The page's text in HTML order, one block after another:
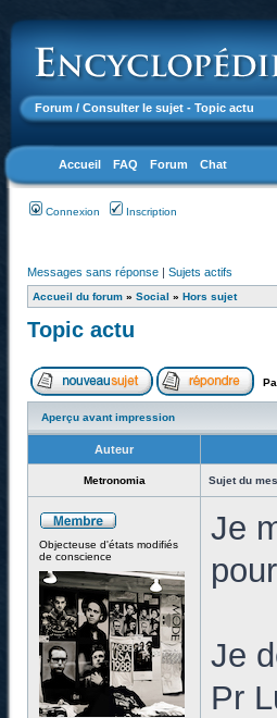
Forum / Consulter le sujet - Topic actu
Accueil FAQ Forum Chat
Connexion Inscription
Messages sans réponse | Sujets actifs
Accueil du forum » Social » Hors sujet
Topic actu
Aperçu avant impression
Auteur
Metronomia Sujet du
Objecteuse d'états modifiés
de conscience
Je
Je
Pr